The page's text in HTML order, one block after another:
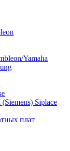
Yamaha
Siplace
плат